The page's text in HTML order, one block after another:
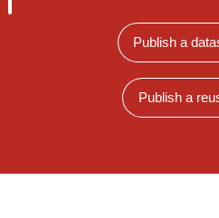
Publish a
Publish a